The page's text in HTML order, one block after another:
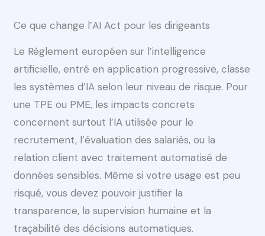
Ce que change l’AI Act pour les dirigeants
Le Règlement européen sur l’intelligence
artificielle, entré en application progressive, classe
les systèmes d’IA selon leur niveau de risque. Pour
une TPE ou PME, les impacts concrets
concernent surtout l’IA utilisée pour le
recrutement, l’évaluation des salariés, ou la
relation client avec traitement automatisé de
données sensibles. Même si votre usage est peu
risqué, vous devez pouvoir justifier la
transparence, la supervision humaine et la
traçabilité des décisions automatiques.